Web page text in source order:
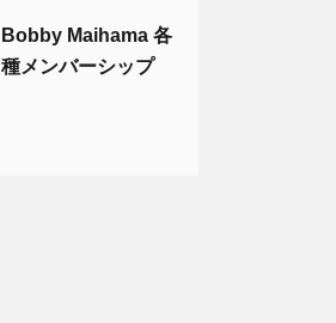
Bobby Maihama 各
種メンバーシップ